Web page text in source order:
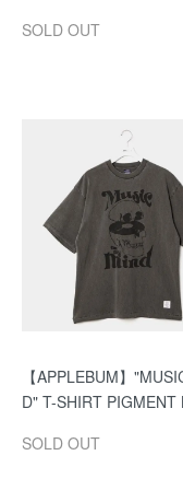
SOLD OUT
【APPLEBUM】
D" T-SHIRT PIGMENT
SOLD OUT